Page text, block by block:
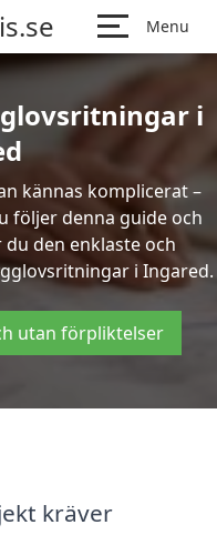
Menu
i
kännas komplicerat –
följer denna guide och
den enklaste och
i Ingared.
utan förpliktelser
kräver